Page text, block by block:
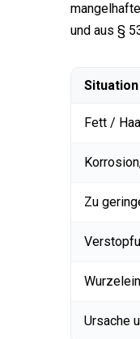
und aus §
Situation
Fett /
Zu
Ursache